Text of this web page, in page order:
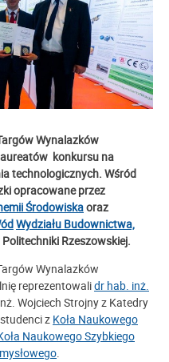
Wynalazków
konkursu na
technologicznych. Wśród
opracowane przez
Środowiskaoraz
Wydziału Budownictwa,
Politechniki Rzeszowskiej.
Wynalazków
reprezentowalidr hab. inż.
Wojciech Strojny z Katedry
z Koła Naukowego
Naukowego Szybkiego
.